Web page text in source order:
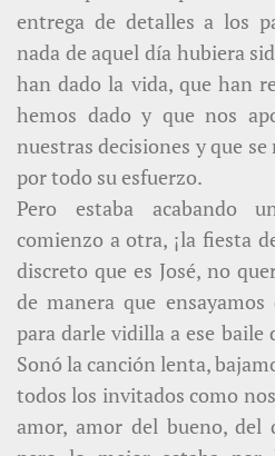
entrega de detalles a los
nada de aquel día hubiera
han dado la vida, que han
hemos dado y que nos
nuestras decisiones y que
por todo su esfuerzo.
Pero estaba acabando
comienzo a otra, ¡la fiesta
discreto que es José, no
de manera que
para darle vidilla a ese baile
Sonó la canción lenta,
todos los invitados como
amor, amor del bueno, del